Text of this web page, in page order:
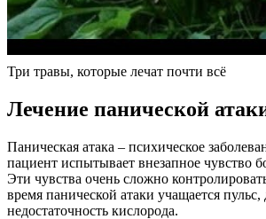
Три травы, которые лечат почти всё
Лечение панической
Паническая атака – психическое
пациент испытывает внезапное чувство
Эти чувства очень сложно
время панической атаки учащается
недостаточность кислорода.